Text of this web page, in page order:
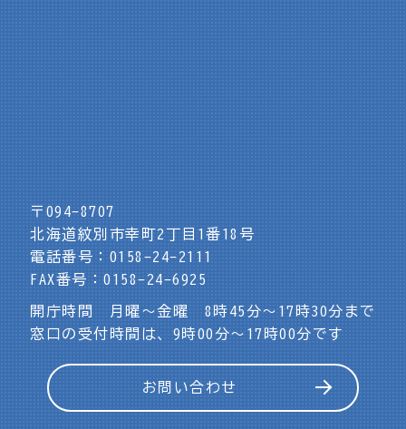
〒094-8707
北海道紋別市幸町2丁目1番18号
電話番号：0158-24-2111
FAX番号：0158-24-6925
開庁時間 月曜～金曜 8時45分～17時30分まで
窓口の受付時間は、9時00分～17時00分です
お問い合わせ